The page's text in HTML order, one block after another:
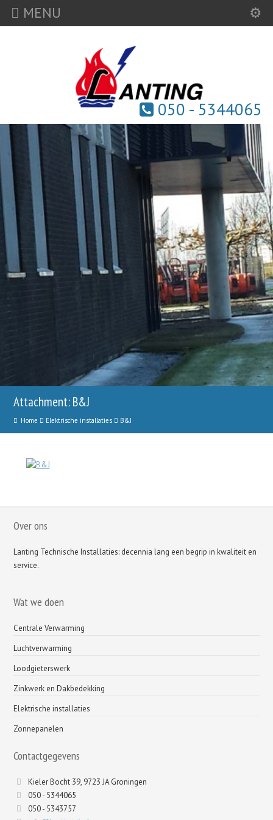
MENU
050 - 5344065
Attachment: B&J
Home Elektrische installaties B&J
Over ons
Lanting Technische Installaties: decennia lang een begrip in kwaliteit en
service.
Wat we doen
Centrale Verwarming
Luchtverwarming
Loodgieterswerk
Zinkwerk en Dakbedekking
Elektrische installaties
Zonnepanelen
Contactgegevens
Kieler Bocht 39, 9723 JA Groningen
050 - 5344065
050 - 5343757